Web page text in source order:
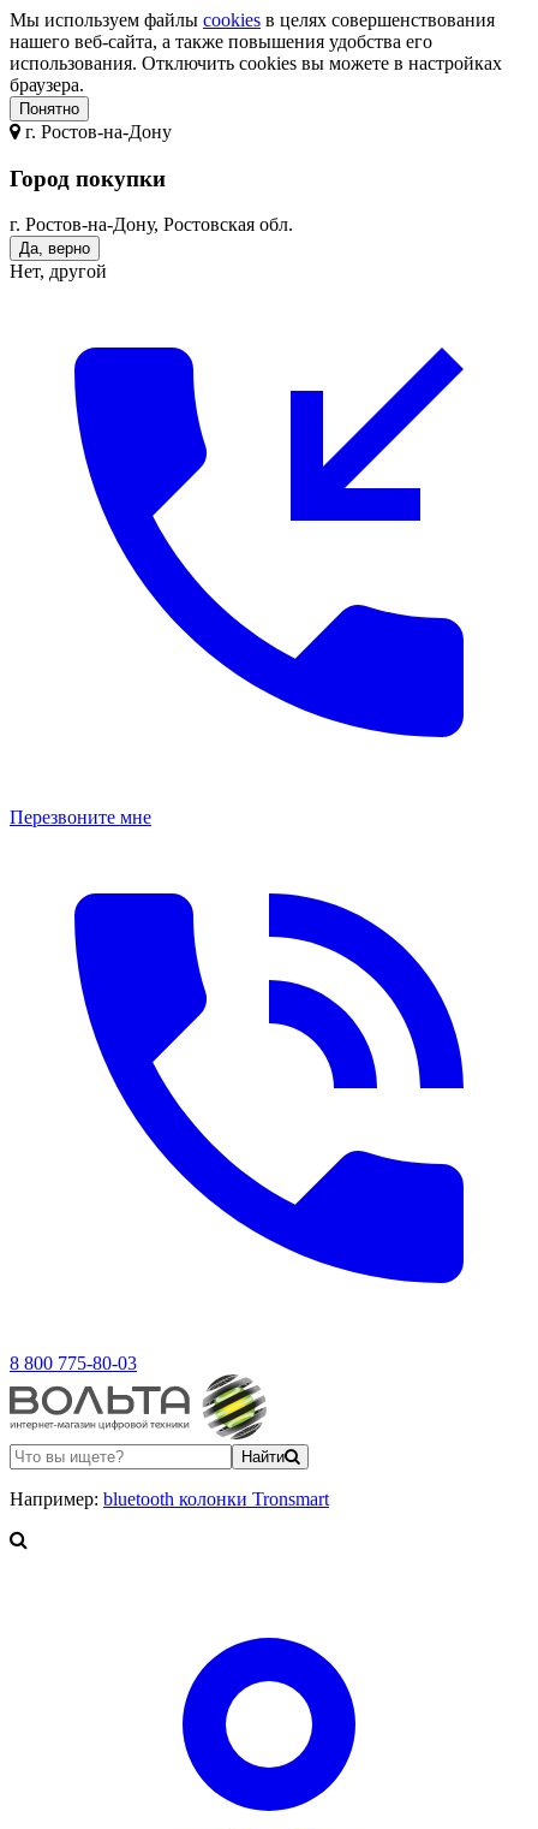
Мы используем файлы cookies в целях совершенствования
нашего веб-сайта, а также повышения удобства его
использования. Отключить cookies вы можете в настройках
браузера.
Понятно
г. Ростов-на-Дону
Город покупки
г. Ростов-на-Дону, Ростовская обл.
Да, верно
Нет, другой
Перезвоните мне
8 800 775-80-03
Найти
Например: bluetooth колонки Tronsmart